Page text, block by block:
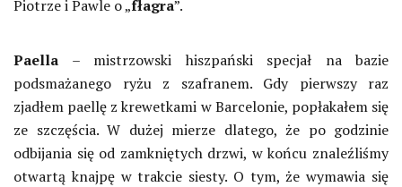
Piotrze i Pawle o „fłagra”.
Paella – mistrzowski hiszpański specjał na bazie
podsmażanego ryżu z szafranem. Gdy pierwszy raz
zjadłem paellę z krewetkami w Barcelonie, popłakałem się
ze szczęścia. W dużej mierze dlatego, że po godzinie
odbijania się od zamkniętych drzwi, w końcu znaleźliśmy
otwartą knajpę w trakcie siesty. O tym, że wymawia się